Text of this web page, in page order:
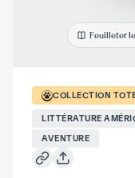
Feuilleter
COLLECTION
LITTÉRATURE
AVENTURE